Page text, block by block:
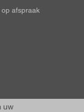
op afspraak
uw